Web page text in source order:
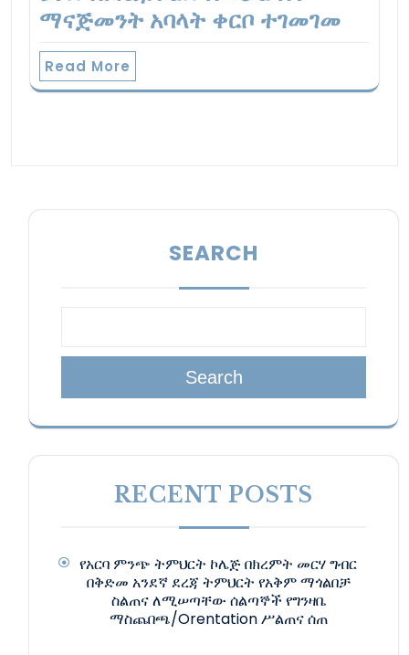
ማናጅመንት አባላት ቀርቦ ተገመገመ
Read More
SEARCH
Search
RECENT POSTS
የአርባ ምንጭ ትምህርት ኮሌጅ በክረምት መርሃ ግብር
በቅድመ አንደኛ ደረጃ ትምህርት የአቅም ማጎልበቻ
ስልጠና ለሚሠጣቸው ሰልጣኞች የግንዛቤ
ማስጨበጫ/Orentation ሥልጠና ሰጠ